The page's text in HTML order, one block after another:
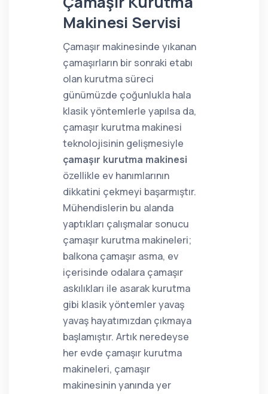
Makinesi Servisi
Çamaşır makinesinde yıkanan
çamaşırların bir sonraki etabı
olan kurutma süreci
günümüzde çoğunlukla hala
klasik yöntemlerle yapılsa da,
çamaşır kurutma makinesi
teknolojisinin gelişmesiyle
çamaşır kurutma makinesi
özellikle ev hanımlarının
dikkatini çekmeyi başarmıştır.
Mühendislerin bu alanda
yaptıkları çalışmalar sonucu
çamaşır kurutma makineleri;
balkona çamaşır asma, ev
içerisinde odalara çamaşır
askılıkları ile asarak kurutma
gibi klasik yöntemler yavaş
yavaş hayatımızdan çıkmaya
başlamıştır. Artık neredeyse
her evde çamaşır kurutma
makineleri, çamaşır
makinesinin yanında yer